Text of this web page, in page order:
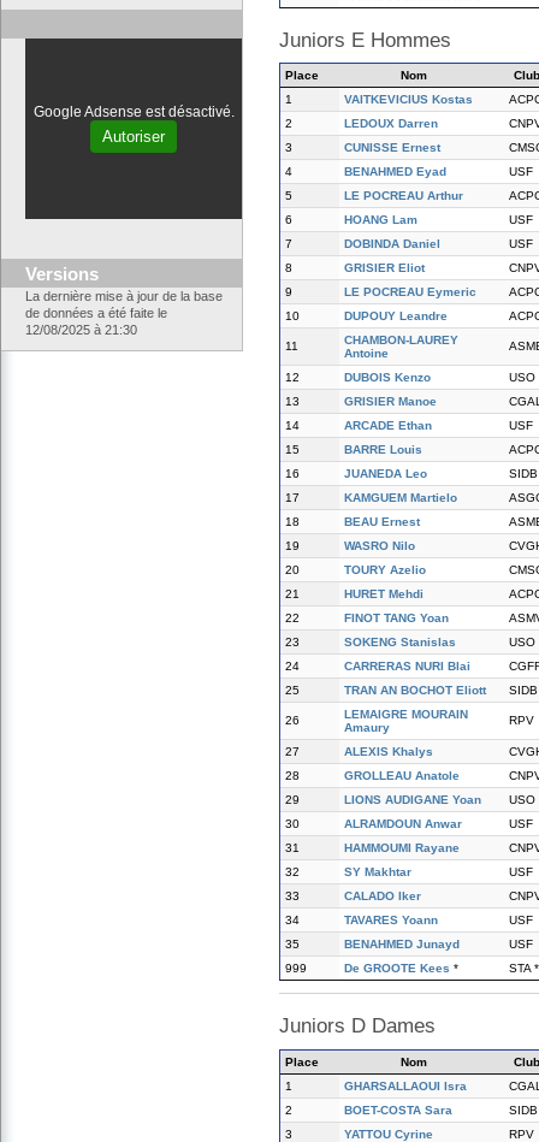
Google Adsense est désactivé.
Autoriser
Versions
La dernière mise à jour de la base
de données a été faite le
12/08/2025 à 21:30
Juniors E Hommes
Place Nom
Club
1
VAITKEVICIUS Kostas
2
LEDOUX Darren
3
CUNISSE Ernest
4
BENAHMED Eyad
USF
5
LE POCREAU Arthur
6
HOANG Lam
USF
7
DOBINDA Daniel
USF
8
GRISIER Eliot
9
LE POCREAU Eymeric
10
DUPOUY Leandre
11
CHAMBON-LAUREY
Antoine
12 DUBOIS Kenzo
USO
13
GRISIER Manoe
14
ARCADE Ethan
USF
15
BARRE Louis
16
JUANEDA Leo
SIDB
17
KAMGUEM Martielo
18
BEAU Ernest
19
WASRO Nilo
20
TOURY Azelio
21
HURET Mehdi
22
FINOT TANG Yoan
23
SOKENG Stanislas
USO
24
CARRERAS NURI Blai
25
TRAN AN BOCHOT Eliott SIDB
26
LEMAIGRE MOURAIN
Amaury
RPV
27 ALEXIS Khalys
28
GROLLEAU Anatole
29
LIONS AUDIGANE Yoan
USO
30
ALRAMDOUN Anwar
USF
31
HAMMOUMI Rayane
32
SY Makhtar
USF
33
CALADO Iker
34
TAVARES Yoann
USF
35
BENAHMED Junayd
USF
999
De GROOTE Kees * STA *
Juniors D Dames
Place Nom
Club
1
GHARSALLAOUI Isra
2
BOET-COSTA Sara
SIDB
3
YATTOU Cyrine
RPV